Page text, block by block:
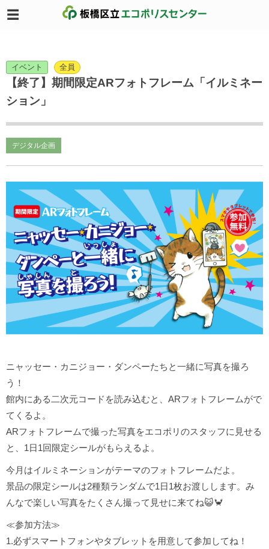
イベント 全員
【終了】期間限定ARフォトフレーム「イルミネー
ション」
デジタル企画
ニャッセー・カニジョー・ダンペーたちと一緒に写真を撮ろ
う！
館内にある二次元コードを読み込むと、ARフォトフレームがで
てくるよ。
ARフォトフレームで撮った写真をエコポリのスタッフに見せる
と、1日1回限定シールがもらえるよ。
今月はイルミネーションがテーマのフォトフレームだよ。
景品の限定シールは2種類ランダムで1日1枚お渡しします。み
んなで楽しい写真をたくさん撮って見せに来てね😺🦀
≪参加方法≫
1.必ずスマートフォンやタブレットを用意して参加してね！